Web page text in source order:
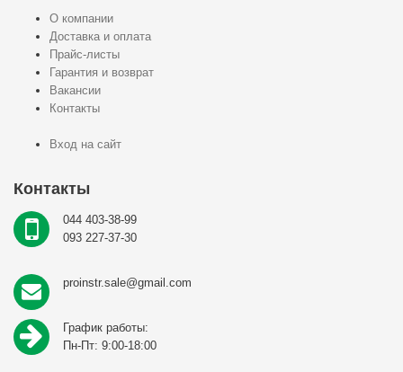
О компании
Доставка и оплата
Прайс-листы
Гарантия и возврат
Вакансии
Контакты
Вход на сайт
Контакты
044 403-38-99
093 227-37-30
proinstr.sale@gmail.com
График работы:
Пн-Пт: 9:00-18:00